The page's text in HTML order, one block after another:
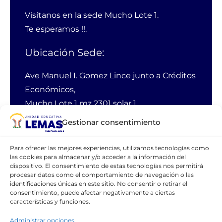
Gestionar consentimiento
Para ofrecer las mejores experiencias, utilizamos tecnologías como
las cookies para almacenar y/o acceder a la información del
dispositivo. El consentimiento de estas tecnologías nos permitirá
procesar datos como el comportamiento de navegación o las
identificaciones únicas en este sitio. No consentir o retirar el
consentimiento, puede afectar negativamente a ciertas
características y funciones.
Administrar opciones
Visítanos en la sede Mucho Lote 1.
Te esperamos !!.
Ubicación Sede:
Ave Manuel I. Gomez Lince junto a Créditos
Económicos,
Mucho Lote 1 mz 2301 solar 1
Guayaquil Ecuador
Email:webmaster@lemas.edu.ec
Cellular:0990762462
CONTÁCTANOS